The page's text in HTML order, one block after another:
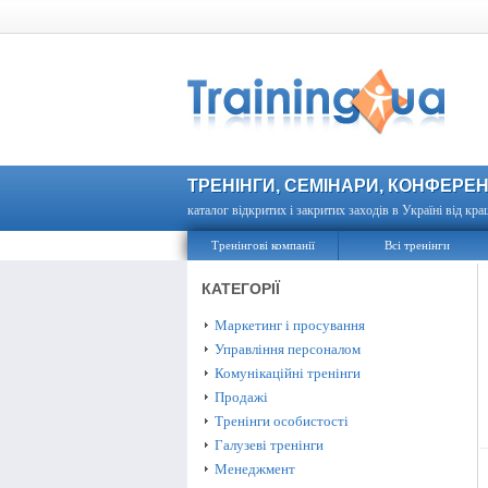
ТРЕНІНГИ, СЕМІНАРИ,
каталог відкритих і закритих заходів в Україні від
Тренінгові компанії Всі тренінги
КАТЕГОРІЇ
Маркетинг і просування
Управління персоналом
Комунікаційні тренінги
Продажі
Тренінги особистості
Галузеві тренінги
Менеджмент